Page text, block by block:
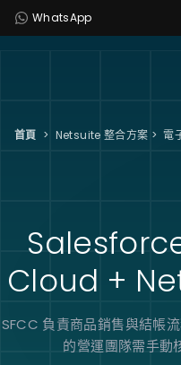
WhatsApp
首頁 > Netsuite 整合方案 > 電
Cloud +
SFCC 負責商品銷售與結帳
的營運團隊需手動